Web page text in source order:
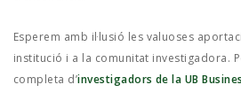
Esperem amb il·lusió les valuoses
institució i a la comunitat investigadora.
completa d’investigadors de la UB